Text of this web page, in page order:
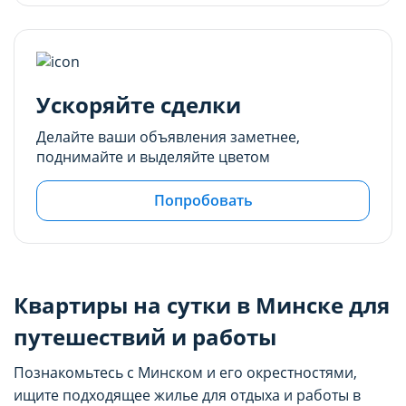
Ускоряйте сделки
Делайте ваши объявления заметнее,
поднимайте и выделяйте цветом
Попробовать
Квартиры на сутки в Минске для
путешествий и работы
Познакомьтесь с Минском и его окрестностями,
ищите подходящее жилье для отдыха и работы в